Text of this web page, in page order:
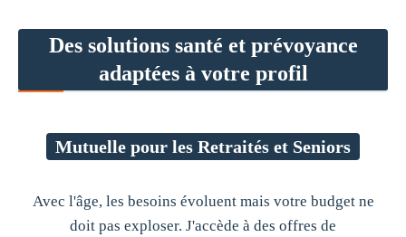
Des solutions santé et prévoyance
adaptées à votre profil
Mutuelle pour les Retraités et Seniors
Avec l'âge, les besoins évoluent mais votre budget ne
doit pas exploser. J'accède à des offres de